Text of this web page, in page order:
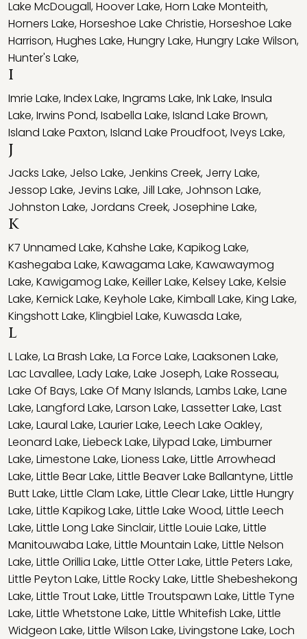
Lake McDougall,Hoover Lake,Horn Lake Monteith,
Horners Lake,Horseshoe Lake Christie,Horseshoe Lake
Harrison,Hughes Lake,Hungry Lake,Hungry Lake Wilson,
Hunter's Lake,
I
Imrie Lake,Index Lake,Ingrams Lake,Ink Lake,Insula
Lake,Irwins Pond,Isabella Lake,Island Lake Brown,
Island Lake Paxton,Island Lake Proudfoot,Iveys Lake,
J
Jacks Lake, Jelso Lake, Jenkins Creek, Jerry Lake,
Jessop Lake, Jevins Lake, Jill Lake, Johnson Lake,
Johnston Lake, Jordans Creek, Josephine Lake,
K
K7 Unnamed Lake,Kahshe Lake,Kapikog Lake,
Kashegaba Lake,Kawagama Lake,Kawawaymog
Lake,Kawigamog Lake,Keiller Lake,Kelsey Lake,Kelsie
Lake,Kernick Lake,Keyhole Lake,Kimball Lake,King Lake,
Kingshott Lake,Klingbiel Lake,Kuwasda Lake,
L
L Lake,La Brash Lake,La Force Lake,Laaksonen Lake,
Lac Lavallee,Lady Lake,Lake Joseph,Lake Rosseau,
Lake Of Bays,Lake Of Many Islands,Lambs Lake,Lane
Lake,Langford Lake,Larson Lake,Lassetter Lake,Last
Lake,Laural Lake,Laurier Lake,Leech Lake Oakley,
Leonard Lake,Liebeck Lake,Lilypad Lake,Limburner
Lake,Limestone Lake,Lioness Lake,Little Arrowhead
Lake,Little Bear Lake,Little Beaver Lake Ballantyne,Little
Butt Lake,Little Clam Lake,Little Clear Lake,Little Hungry
Lake,Little Kapikog Lake,Little Lake Wood,Little Leech
Lake,Little Long Lake Sinclair,Little Louie Lake,Little
Manitouwaba Lake,Little Mountain Lake,Little Nelson
Lake,Little Orillia Lake,Little Otter Lake,Little Peters Lake,
Little Peyton Lake,Little Rocky Lake,Little Shebeshekong
Lake,Little Trout Lake,Little Troutspawn Lake,Little Tyne
Lake,Little Whetstone Lake,Little Whitefish Lake,Little
Widgeon Lake,Little Wilson Lake,Livingstone Lake,Loch